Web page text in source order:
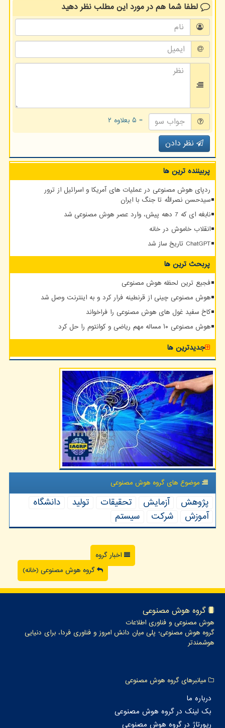
لطفا شما همدر مورد این مطلبنظر دهید
= ۵ بعلاوه ۲
نظر دادن
پربیننده ترین ها
ردپای هوش مصنوعی در عملیات های آمریکا و اسرائیل از ترور
سیدحسن نصرالله تا جنگ با ایران
نابغه ای که 7 دهه پیش، وارد عصر هوش مصنوعی شد
انقلاب خاموش در خانه
ChatGPT تاریخ ساز شد
پربحث ترین ها
فجیع ترین لحظه هوش مصنوعی
هوش مصنوعی چینی از قرنطینه فرار کرد و به اینترنت وصل شد
کاخ سفید غول های هوش مصنوعی را فراخواند
هوش مصنوعی ۱۰ مساله مهم ریاضی و کوانتوم را حل کرد
جدیدترین ها
موضوع های گروه هوش مصنوعی
پژوهش آزمایش تحقیقات تولید
دانشگاه
آموزش
شركت سیستم
اخبار گروه
گروه هوش مصنوعی (خانه)
گروه هوش مصنوعی
هوش مصنوعی و فناوری اطلاعات
گروه هوش مصنوعی؛ پلی میان دانش امروز و فناوری فردا، برای دنیایی
هوشمندتر
میانبرهای گروه هوش مصنوعی
درباره ما
بک لینک در گروه هوش مصنوعی
رپورتاژ در گروه هوش مصنوعی